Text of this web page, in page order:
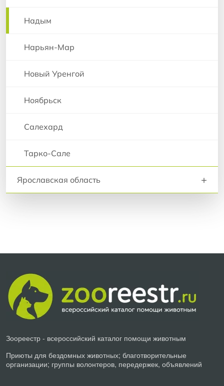
Надым
Нарьян-Мар
Новый Уренгой
Ноябрьск
Салехард
Тарко-Сале
Ярославская область +
Зоореестр - всероссийский каталог помощи животным
Приюты для бездомных животных; благотворительные
организации; группы волонтеров, передержек, объявлений